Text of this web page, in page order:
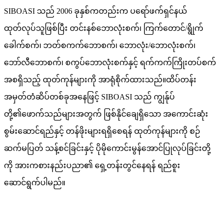
SIBOASI သည် 2006 ခုနှစ်ကတည်းက ပရော်ဖက်ရှင်နယ်
ထုတ်လုပ်သူဖြစ်ပြီး တင်းနစ်ဘောလုံးစက်၊ ကြက်တောင်/ရွိုက်
ခေါက်စက်၊ ဘတ်စကက်ဘောစက်၊ ဘောလုံး/ဘောလုံးစက်၊
ဘော်လီဘောစက်၊ စကွပ်ဘောလုံးစက်နှင့် ရက်ကက်ကြိုးတပ်စက်
အစရှိသည့် ထုတ်ကုန်များကို အာရုံစိုက်ထားသည်။ထိပ်တန်း
အမှတ်တံဆိပ်တစ်ခုအနေဖြင့် SIBOASI သည် ကျွန်ုပ်
တို့၏ဖောက်သည်များအတွက် ဖြစ်နိုင်ချေရှိသော အကောင်းဆုံး
စွမ်းဆောင်ရည်နှင့် တန်ဖိုးများရရှိစေရန် ထုတ်ကုန်များကို စဉ်
ဆက်မပြတ် သန့်စင်ခြင်းနှင့် ပိုမိုကောင်းမွန်အောင်ပြုလုပ်ခြင်းတို့
ကို အားကစားနည်းပညာ၏ ရှေ့တန်းတွင်နေရန် ရည်စူး
ဆောင်ရွက်ပါမည်။